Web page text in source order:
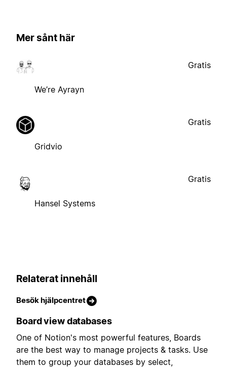
Mer sånt här
We’re Ayrayn
Gratis
Gridvio
Gratis
Hansel Systems
Gratis
Relaterat innehåll
Besök hjälpcentret
Board view databases
One of Notion's most powerful features, Boards
are the best way to manage projects & tasks. Use
them to group your databases by select,